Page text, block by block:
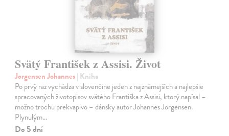
Svätý František z Assisi. Život
Jorgensen Johannes| Kniha
Po prvý raz vychádza v slovenčine jeden z najznámejších a najlepšie
spracovaných životopisov svätého Františka z Assisi, ktorý napísal –
možno trochu prekvapivo – dánsky autor Johannes Jorgensen.
Plynulým…
Do 5 dní